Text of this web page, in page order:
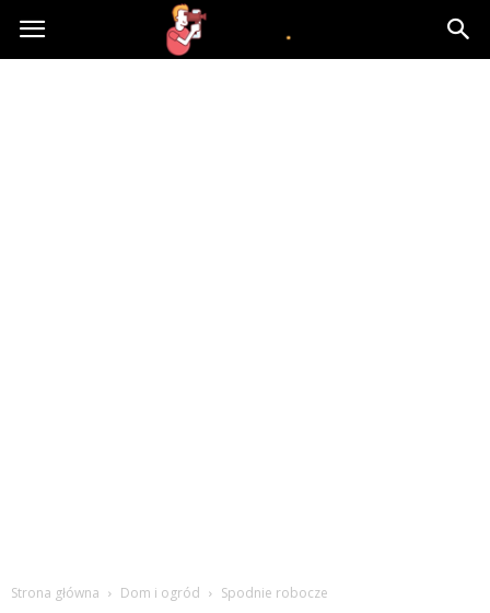
atvn.pl
Strona główna Dom i ogród Spodnie robocze